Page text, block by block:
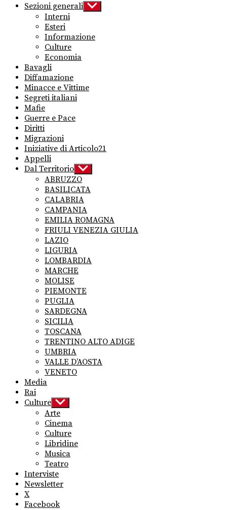
Sezioni generali Show
sub
Interni
Esteri
Informazione
Culture
Economia
Bavagli
Diffamazione
Minacce e Vittime
Segreti italiani
Mafie
Guerre e Pace
Diritti
Migrazioni
Iniziative di Articolo21
Appelli
Dal Territorio Show
sub
menu
ABRUZZO
BASILICATA
CALABRIA
CAMPANIA
EMILIA ROMAGNA
FRIULI VENEZIA GIULIA
LAZIO
LIGURIA
LOMBARDIA
MARCHE
MOLISE
PIEMONTE
PUGLIA
SARDEGNA
SICILIA
TOSCANA
TRENTINO ALTO ADIGE
UMBRIA
VALLE D’AOSTA
VENETO
Media
Rai
Culture Show
sub
menu
Arte
Cinema
Culture
Libridine
Musica
Teatro
Interviste
Newsletter
X
Facebook